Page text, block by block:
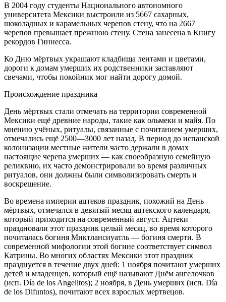
В 2004 году студенты Национального автономного
университета Мексики выстроили из 5667 сахарных,
шоколадных и карамельных черепов стену, что на 2667
черепов превышает прежнюю стену. Стена занесена в Книгу
рекордов Гиннесса.
Ко Дню мёртвых украшают кладбища лентами и цветами,
дороги к домам умерших их родственники заставляют
свечами, чтобы покойник мог найти дорогу домой.
Происхождение праздника
День мёртвых стали отмечать на территории современной
Мексики ещё древние народы, такие как ольмеки и майя. По
мнению учёных, ритуалы, связанные с почитанием умерших,
отмечались ещё 2500—3000 лет назад. В период до испанской
колонизации местные жители часто держали в домах
настоящие черепа умерших — как своеобразную семейную
реликвию, их часто демонстрировали во время различных
ритуалов, они должны были символизировать смерть и
воскрешение.
Во времена империи ацтеков праздник, похожий на День
мёртвых, отмечался в девятый месяц ацтекского календаря,
который приходится на современный август. Ацтеки
праздновали этот праздник целый месяц, во время которого
почиталась богиня Миктлансиуатль — богиня смерти. В
современной мифологии этой богине соответствует символ
Катрины. Во многих областях Мексики этот праздник
празднуется в течение двух дней: 1 ноября почитают умерших
детей и младенцев, который ещё называют Днём ангелочков
(исп. Día de los Angelitos); 2 ноября, в День умерших (исп. Día
de los Difuntos), почитают всех взрослых мертвецов.